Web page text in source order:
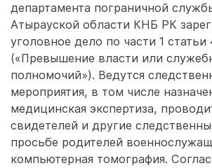
департамента пограничной
Атырауской области КНБ РК
уголовное дело по части 1
(«Превышение власти или
полномочий»). Ведутся
мероприятия, в том числе
медицинская экспертиза,
свидетелей и другие
просьбе родителей
компьютерная томография.